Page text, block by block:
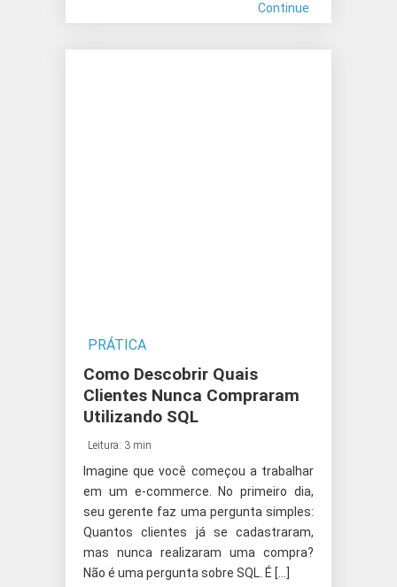
Continue
PRÁTICA
Como Descobrir Quais
Clientes Nunca Compraram
Utilizando SQL
Leitura: 3 min
Imagine que você começou a trabalhar
em um e-commerce. No primeiro dia,
seu gerente faz uma pergunta simples:
Quantos clientes já se cadastraram,
mas nunca realizaram uma compra?
Não é uma pergunta sobre SQL. É […]